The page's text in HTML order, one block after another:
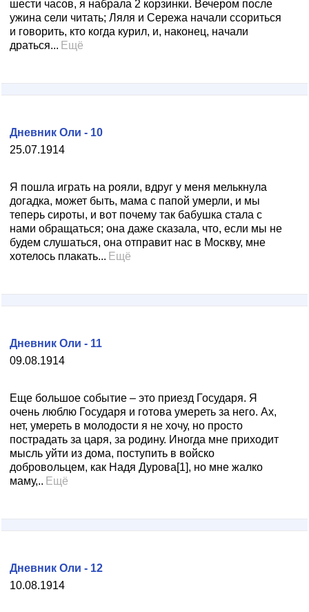
шести часов, я набрала 2 корзинки. Вечером после
ужина сели читать; Ляля и Сережа начали ссориться
и говорить, кто когда курил, и, наконец, начали
драться... Ещё
25.07.1914
Дневник Оли - 10
Я пошла играть на рояли, вдруг у меня мелькнула
догадка, может быть, мама с папой умерли, и мы
теперь сироты, и вот почему так бабушка стала с
нами обращаться; она даже сказала, что, если мы не
будем слушаться, она отправит нас в Москву, мне
хотелось плакать... Ещё
09.08.1914
Дневник Оли - 11
Еще большое событие – это приезд Государя. Я
очень люблю Государя и готова умереть за него. Ах,
нет, умереть в молодости я не хочу, но просто
пострадать за царя, за родину. Иногда мне приходит
мысль уйти из дома, поступить в войско
добровольцем, как Надя Дурова[1], но мне жалко
маму,.. Ещё
10.08.1914
Дневник Оли - 12